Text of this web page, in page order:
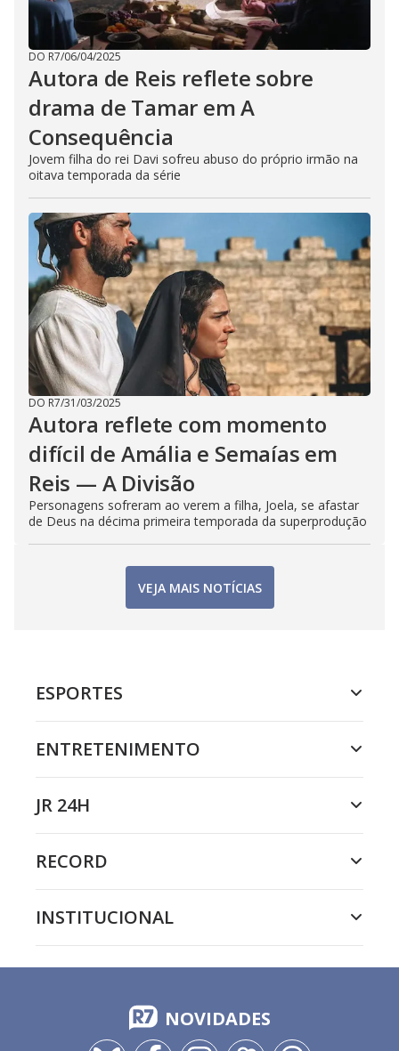
DO R7/06/04/2025
Autora de Reis reflete sobre
drama de Tamar em A
Consequência
Jovem filha do rei Davi sofreu abuso do próprio irmão na
oitava temporada da série
DO R7/31/03/2025
Autora reflete com momento
difícil de Amália e Semaías em
Reis — A Divisão
Personagens sofreram ao verem a filha, Joela, se afastar
de Deus na décima primeira temporada da superprodução
VEJA MAIS NOTÍCIAS
ESPORTES
ENTRETENIMENTO
JR 24H
RECORD
INSTITUCIONAL
NOVIDADES